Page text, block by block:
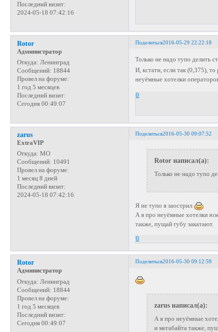
Последний визит:
2024-05-18 07:42:16
Поделиться2016-05-29 22:22:18
Rotor
Администратор
Откуда: Ленинград
Сообщений: 18844
Провел на форуме:
1 год 5 месяцев
Последний визит:
Сегодня 00:49:07
Только не надо тупо делить
И, кстати, если так (0,375),
неуёмные хотелки
0
Поделиться2016-05-30 09:07:52
zarus
ExtraVIP
Откуда: МО
Сообщений: 10491
Провел на форуме:
1 месяц 8 дней
Последний визит:
2024-05-18 07:42:16
Rotor написал(а):
Только не надо тупо
Я не тупо я заострил
А я про неуёмные хотелки
также, пущай губу закатают.
0
Поделиться2016-05-30 09:12:59
Rotor
Администратор
Откуда: Ленинград
Сообщений: 18844
Провел на форуме:
1 год 5 месяцев
Последний визит:
Сегодня 00:49:07
zarus написал(а):
А я про неуёмные
и мегабайта также,